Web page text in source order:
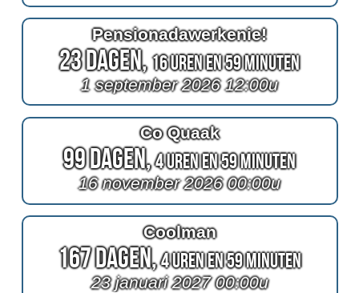
Pensionadawerkenie!
23 Dagen,16 Uren en 59 Minuten
1 september 2026 12:00u
Co Quaak
99 Dagen,4 Uren en 59 Minuten
16 november 2026 00:00u
Coolman
167 Dagen,4 Uren en 59 Minuten
23 januari 2027 00:00u